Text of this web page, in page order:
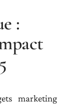
:
marketing